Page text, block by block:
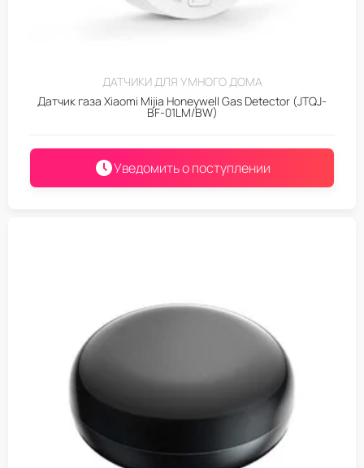
ДАТЧИКИ ДЛЯ УМНОГО ДОМА
Датчик газа Xiaomi Mijia Honeywell Gas Detector (JTQJ-
BF-01LM/BW)
Уведомить о поступлении